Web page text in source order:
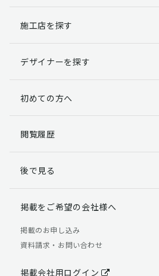
個人情報提出の任意性
す。
らかじめご了承ください。
個人情報の開示請求について
る権利があります。
「個人情報の取り扱いについて」
【お問合せ先】 個人情報問
TEL：03-5411-7891（平日9:00 ～
施工店を探す
デザイナーを探す
初めての方へ
閲覧履歴
後で見る
掲載をご希望の会社様へ
掲載のお申し込み
資料請求・お問い合わせ
掲載会社用ログイン